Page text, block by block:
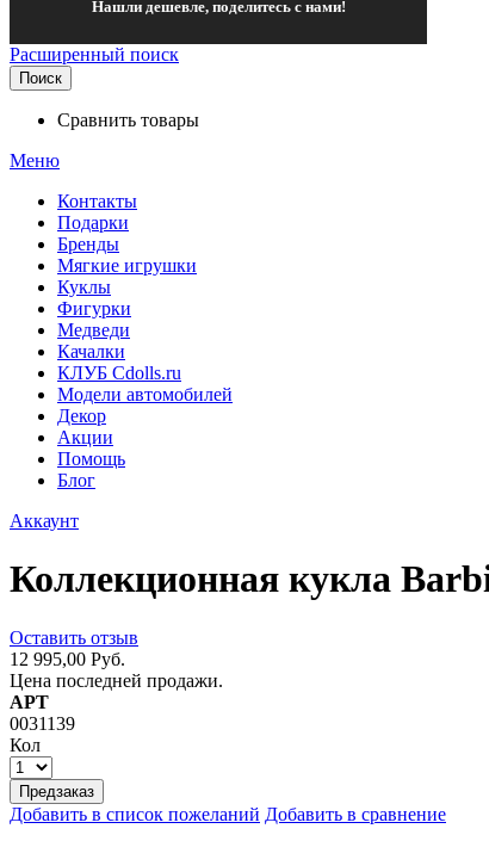
Нашли дешевле, поделитесь с нами!
Расширенный поиск
Поиск
Сравнить товары
Меню
Контакты
Подарки
Бренды
Мягкие игрушки
Куклы
Фигурки
Медведи
Качалки
КЛУБ Cdolls.ru
Модели автомобилей
Декор
Акции
Помощь
Блог
Аккаунт
Коллекционная кукла
Оставить отзыв
12 995,00 Руб.
Цена последней продажи.
АРТ
0031139
Кол
Предзаказ
Добавить в список пожеланий Добавить в сравнение